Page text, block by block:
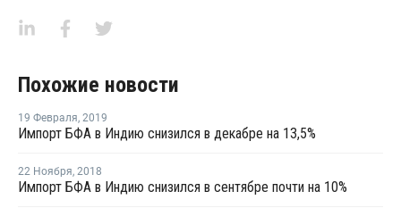
Похожие новости
19 Февраля, 2019
Импорт БФА в Индию снизился в декабре на 13,5%
22 Ноября, 2018
Импорт БФА в Индию снизился в сентябре почти на 10%